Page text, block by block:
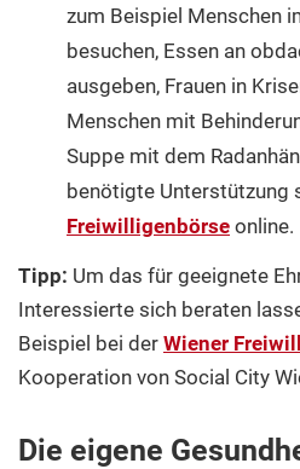
zum Beispiel Menschen
besuchen, Essen an
ausgeben, Frauen in
Menschen mit
Suppe mit dem
benötigte Unterstützung
Freiwilligenbörse online.
Tipp: Um das für geeignete
Interessierte sich beraten
Beispiel bei der Wiener
Kooperation von Social City
Die eigene